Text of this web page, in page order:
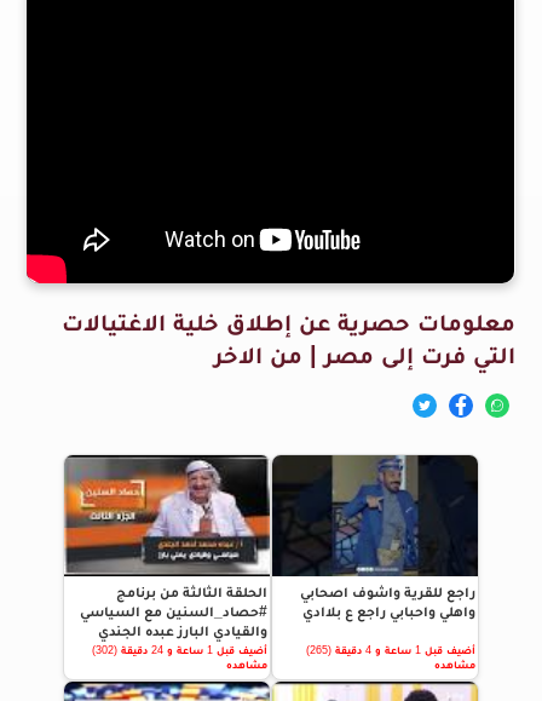
معلومات حصرية عن إطلاق خلية الاغتيالات
التي فرت إلى مصر | من الاخر
راجع للقرية واشوف اصحابي
واهلي واحبابي راجع ع بلاادي
أضيف قبل 1 ساعة و 4 دقيقة (265)
مشاهده
الحلقة الثالثة من برنامج
#حصاد_السنين مع السياسي
والقيادي البارز عبده الجندي
أضيف قبل 1 ساعة و 24 دقيقة (302)
مشاهده